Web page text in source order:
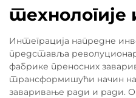
Интеграција напредне
представља
фабрике преносних
трансформишући начин на
заваривање ради и ради.